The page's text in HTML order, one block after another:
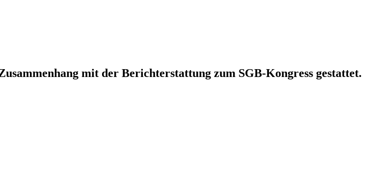
mit der Berichterstattung zum SGB-Kongress gestattet.